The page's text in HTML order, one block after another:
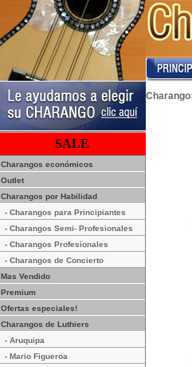
SALE
Charangos económicos
Outlet
Charangos por Habilidad
- Charangos para Principiantes
- Charangos Semi- Profesionales
- Charangos Profesionales
- Charangos de Concierto
Mas Vendido
Premium
Ofertas especiales!
Charangos de Luthiers
- Aruquipa
- Mario Figueroa
Charango